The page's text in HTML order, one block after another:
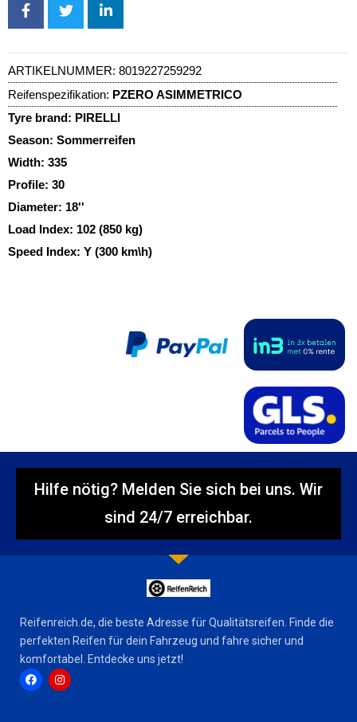
ARTIKELNUMMER: 8019227259292
Reifenspezifikation: PZERO ASIMMETRICO
Tyre brand: PIRELLI
Season: Sommerreifen
Width: 335
Profile: 30
Diameter: 18''
Load Index: 102 (850 kg)
Speed Index: Y (300 km\h)
Hilfe nötig? Melden Sie sich bei uns. Wir
sind 24/7 erreichbar.
Reifenreich.de, die beste Adresse für Qualitätsreifen. Finde die
perfekten Reifen für dein Fahrzeug und fahre sicher und
komfortabel. Entdecke uns jetzt!